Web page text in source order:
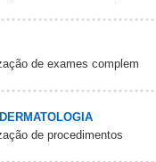
de exames complem
de procedimentos